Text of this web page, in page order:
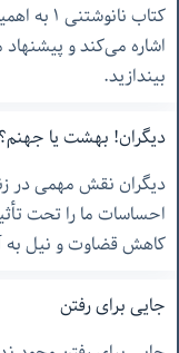
کتاب
اشاره می‌کند و
بیندازید.
دیگران! بهشت یا جهنم؟
دیگران نقش مهمی در
احساسات ما را تحت
کاهش قضاوت و نیل
جایی برای رفتن